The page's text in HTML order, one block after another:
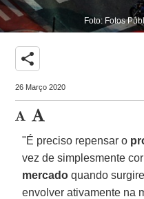
Foto: Fotos
share
26 Março 2020
"É preciso repensar o
vez de simplesmente
mercado quando
envolver ativamente na